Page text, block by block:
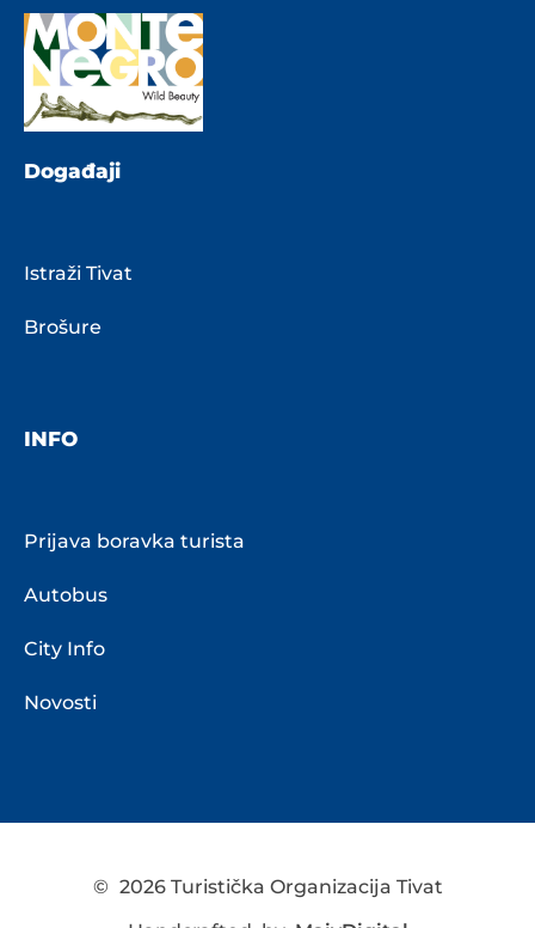
Događaji
Istraži Tivat
Brošure
INFO
Prijava boravka turista
Autobus
City Info
Novosti
© 2026 Turistička Organizacija Tivat